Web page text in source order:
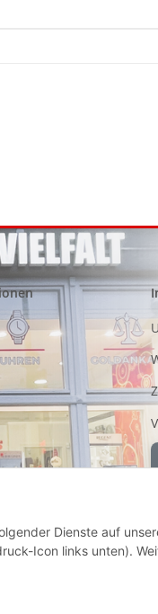
Dienste auf
Icon links unten).